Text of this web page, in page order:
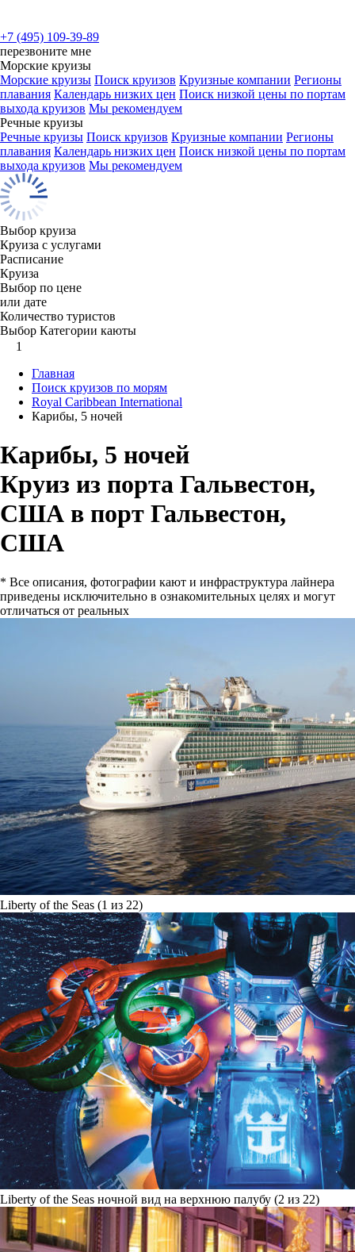
+7 (495) 109-39-89
перезвоните мне
Морские круизы
Морские круизы Поиск круизов Круизные компании Регионы
плавания Календарь низких цен Поиск низкой цены по портам
выхода круизов Мы рекомендуем
Речные круизы
Речные круизы Поиск круизов Круизные компании Регионы
плавания Календарь низких цен Поиск низкой цены по портам
выхода круизов Мы рекомендуем
Выбор круиза
Круиза с услугами
Расписание
Круиза
Выбор по цене
или дате
Количество туристов
Выбор Категории каюты
1
Главная
Поиск круизов по морям
Royal Caribbean International
Карибы, 5 ночей
Карибы, 5 ночей
Круиз из порта Гальвестон,
США в порт Гальвестон,
США
* Все описания, фотографии кают и инфраструктура лайнера
приведены исключительно в ознакомительных целях и могут
отличаться от реальных
Liberty of the Seas (1 из 22)
Liberty of the Seas ночной вид на верхнюю палубу (2 из 22)